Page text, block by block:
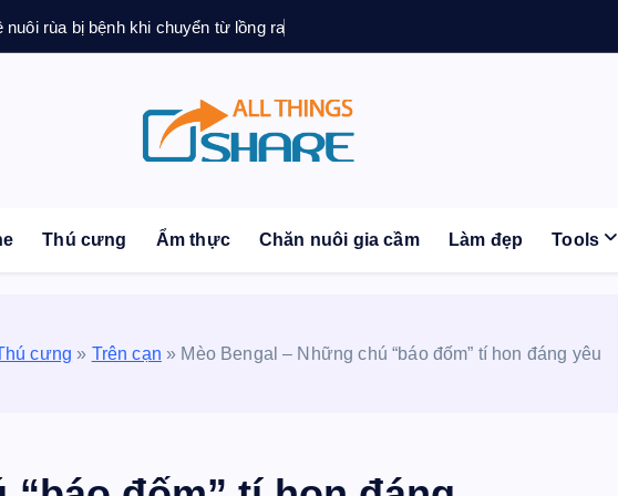
nuôi rùa bị bệnh khi chuyển từ lồng ra
Blog | Knowledge | Technology | Tips | Pets | Life
Thú cưng Ẩm thực Chăn nuôi gia cầm Làm đẹp Tools
cưng » Trên cạn » Mèo Bengal – Những chú “báo đốm” tí hon đáng yêu